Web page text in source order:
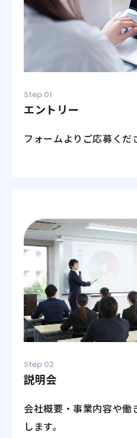
Step 01
エントリー
フォームよりご応募くだ
Step 02
説明会
会社概要・事業内容や働
します。